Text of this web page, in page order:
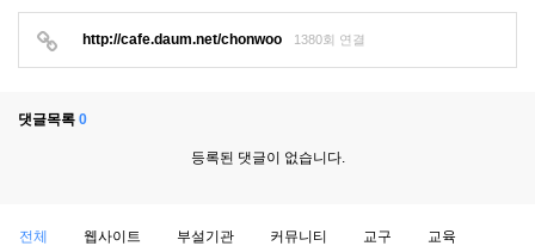
http://cafe.daum.net/chonwoo 1380회 연결
댓글목록 0
등록된 댓글이 없습니다.
전체 웹사이트 부설기관 커뮤니티 교구 교육